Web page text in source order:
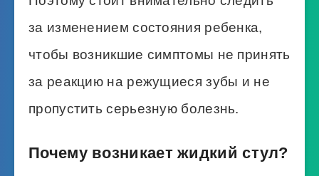
за изменением состояния ребенка,
чтобы возникшие симптомы не принять
за реакцию на режущиеся зубы и не
пропустить серьезную болезнь.
Почему возникает жидкий стул?